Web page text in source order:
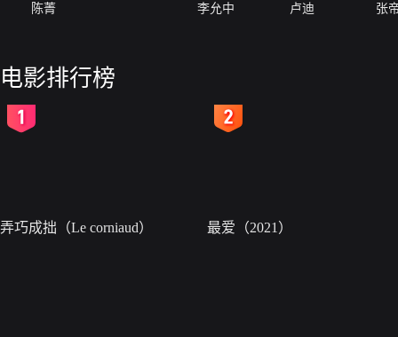
陈菁 李允中 卢迪 张
电影排行榜
弄巧成拙（Le corniaud） 最爱（2021）